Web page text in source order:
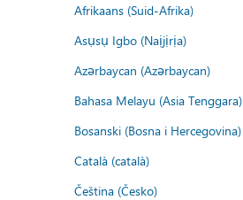
Afrikaans (Suid-Afrika)
Asụsụ Igbo (Naịjịrịa)
Azərbaycan (Azərbaycan)
Bahasa Melayu (Asia Tenggara)
Bosanski (Bosna i Hercegovina)
Català (català)
Čeština (Česko)